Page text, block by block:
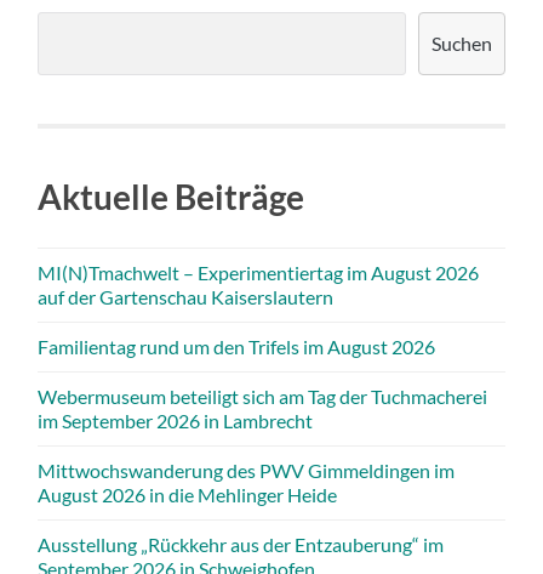
Suchen
Aktuelle Beiträge
MI(N)Tmachwelt – Experimentiertag im August 2026
auf der Gartenschau Kaiserslautern
Familientag rund um den Trifels im August 2026
Webermuseum beteiligt sich am Tag der Tuchmacherei
im September 2026 in Lambrecht
Mittwochswanderung des PWV Gimmeldingen im
August 2026 in die Mehlinger Heide
Ausstellung „Rückkehr aus der Entzauberung“ im
September 2026 in Schweighofen